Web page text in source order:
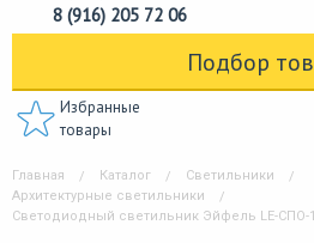
8 (916) 205 72 06
Подбор
Избранные
товары
Главная Каталог
Светильники
Архитектурные светильники
Светодиодный светильник Эйфель LE-СПО-